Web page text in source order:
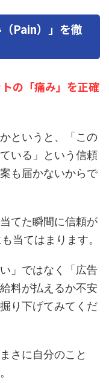
Pain）」を徹
の「痛み」を正確
というと、「この
いる」という信頼
も届かないからで
てた瞬間に信頼が
当てはまります。
」ではなく「広告
料が払えるか不安
り下げてみてくだ
さに自分のこと